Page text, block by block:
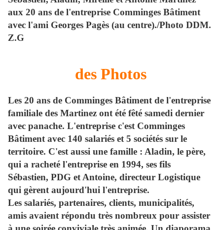
aux 20 ans de l'entreprise Comminges Bâtiment
avec l'ami Georges Pagès (au centre)./Photo DDM.
Z.G
des Photos
Les 20 ans de Comminges Bâtiment de l'entreprise
familiale des Martinez ont été fêté samedi dernier
avec panache. L'entreprise c'est Comminges
Bâtiment avec 140 salariés et 5 sociétés sur le
territoire. C'est aussi une famille : Aladin, le père,
qui a racheté l'entreprise en 1994, ses fils
Sébastien, PDG et Antoine, directeur Logistique
qui gèrent aujourd'hui l'entreprise.
Les salariés, partenaires, clients, municipalités,
amis avaient répondu très nombreux pour assister